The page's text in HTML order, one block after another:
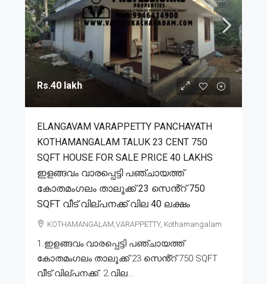
Rs.40 lakh
ELANGAVAM VARAPPETTY PANCHAYATH
KOTHAMANGALAM TALUK 23 CENT 750
SQFT HOUSE FOR SALE PRICE 40 LAKHS
ഇളങ്ങവം വാരപ്പെട്ടി പഞ്ചായത്ത്
കോതമംഗലം താലൂക്ക് 23 സെൻ്റ് 750
SQFT വീട് വില്പനക്ക് വില 40 ലക്ഷം
KOTHAMANGALAM,VARAPPETTY, Kothamangalam
1.ഇളങ്ങവം വാരപ്പെട്ടി പഞ്ചായത്ത്
കോതമംഗലം താലൂക്ക് 23 സെൻ്റ് 750 SQFT
വീട് വില്പനക്ക്. 2.വില...